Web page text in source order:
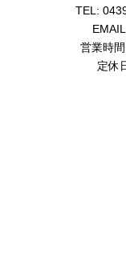
TEL:
営業時
定休